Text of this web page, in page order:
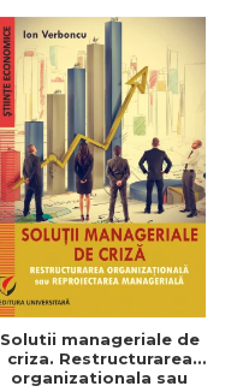
Solutii manageriale de
criza. Restructurarea
organizationala sau